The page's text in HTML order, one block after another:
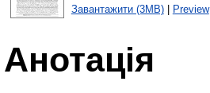
Завантажити (3MB)| Preview
Анотація